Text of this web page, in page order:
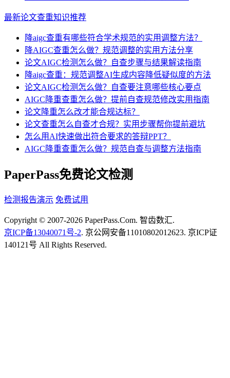
最新论文查重知识推荐
降aigc查重有哪些符合学术规范的实用调整方法？
降AIGC查重怎么做？规范调整的实用方法分享
论文AIGC检测怎么做？自查步骤与结果解读指南
降aigc查重：规范调整AI生成内容降低疑似度的方法
论文AIGC检测怎么做？自查要注意哪些核心要点
AIGC降重查重怎么做？提前自查规范修改实用指南
论文降重怎么改才能合规达标？
论文查重怎么自查才合规？实用步骤帮你提前避坑
怎么用AI快速做出符合要求的答辩PPT？
AIGC降重查重怎么做？规范自查与调整方法指南
PaperPass免费论文检测
检测报告演示 免费试用
Copyright © 2007-2026 PaperPass.Com. 智齿数汇.
京ICP备13040071号-2. 京公网安备11010802012623. 京ICP证
140121号 All Rights Reserved.